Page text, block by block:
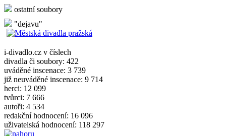
ostatní soubory
"dejavu"
i-divadlo.cz v číslech
divadla či soubory: 422
uváděné inscenace: 3 739
již neuváděné inscenace: 9 714
herci: 12 099
tvůrci: 7 666
autoři: 4 534
redakční hodnocení: 16 096
uživatelská hodnocení: 118 297